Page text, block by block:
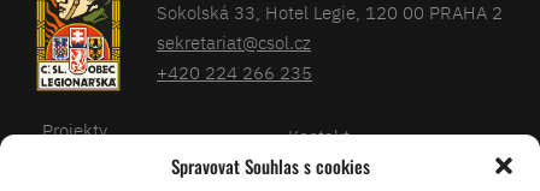
Spravovat Souhlas s cookies
Sokolská 33, Hotel Legie, 120 00 PRAHA 2
sekretariat@csol.cz
+420 224 266 235
Projekty
Kontakt
Databáze legionářů